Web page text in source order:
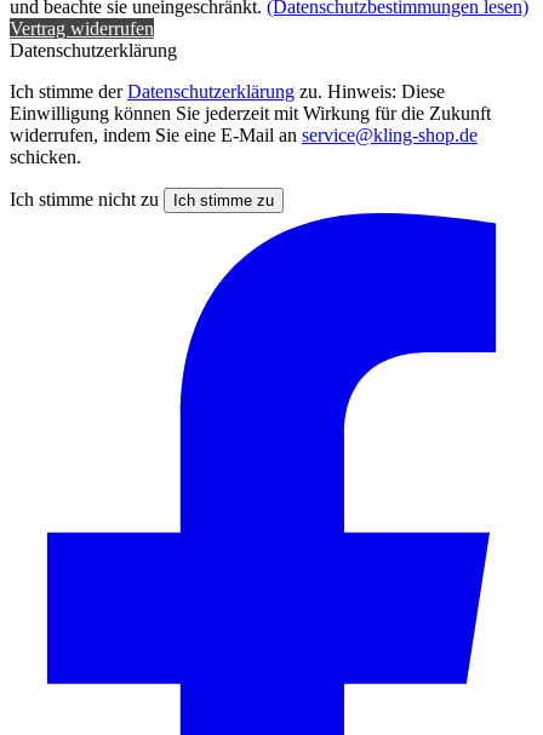
und beachte sie uneingeschränkt. (Datenschutzbestimmungen lesen)
Vertrag widerrufen
Datenschutzerklärung
Ich stimme derDatenschutzerklärung zu. Hinweis: Diese
Einwilligung können Sie jederzeit mit Wirkung für die Zukunft
widerrufen, indem Sie eine E-Mail an service@kling-shop.de
schicken.
Ich stimme nicht zu Ich stimme zu